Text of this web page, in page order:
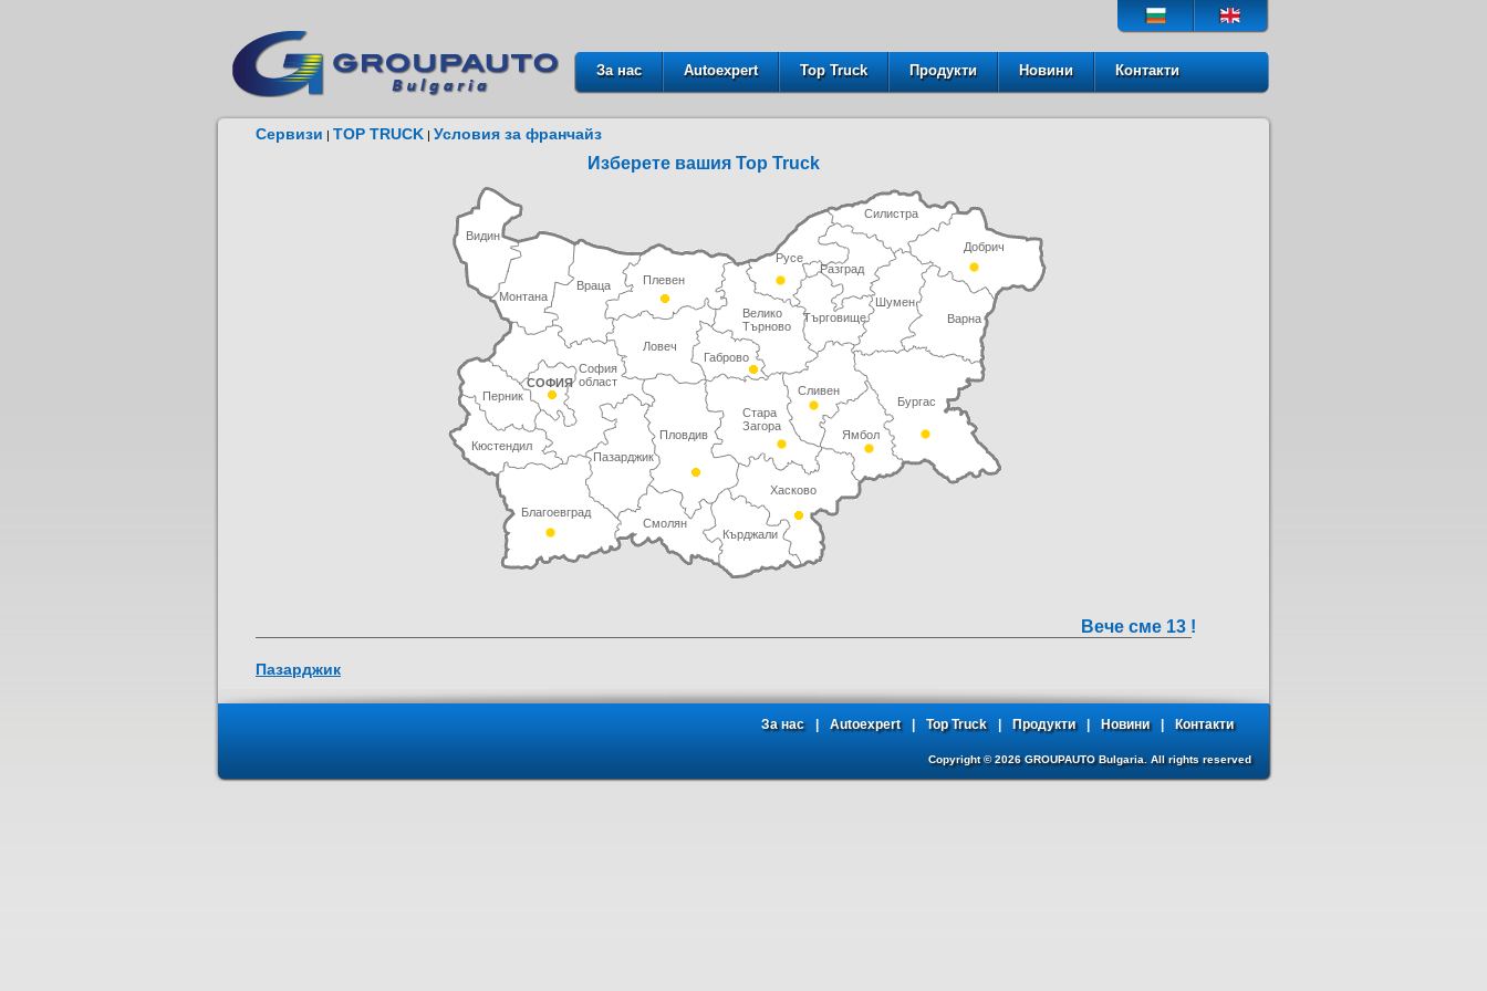
За нас Autoexpert Top Truck Продукти Новини Контакти
Сервизи | TOP TRUCK | Условия за франчайз
Изберете вашия Top Truck
СОФИЯ
Пловдив
Бургас
Благоевград
Стара
Загора
Велико
Търново
Русе
Варна
Враца
Ловеч
Видин
Габрово
Търговище
Разград
Шумен
София
област
Перник
Кюстендил
Пазарджик
Силистра
Монтана
Сливен
Добрич
Плевен
Смолян
Кърджали
Хасково
Ямбол
Вече сме 13 !
Пазарджик
За нас Autoexpert Top Truck Продукти Новини Контакти
Copyright © 2026 GROUPAUTO Bulgaria. All rights reserved